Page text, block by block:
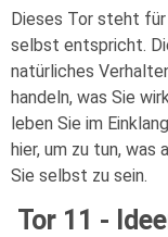
Dieses Tor steht für
selbst entspricht.
natürliches
handeln, was Sie
leben Sie im
hier, um zu tun, was
Sie selbst zu sein.
Tor 11 -